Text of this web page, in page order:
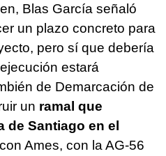
Blas García señaló
un plazo concreto para
pero sí que debería
estará
de Demarcación de
un ramal que
de Santiago en el
Ames, con la AG-56